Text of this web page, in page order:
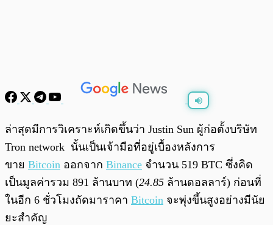
พร้อมเล่น 0:00 / 0:00
ล่าสุดมีการวิเคราะห์เกิดขึ้นว่า Justin Sun ผู้ก่อตั้งบริษัท
Tron network นั้นเป็นเจ้ามือที่อยู่เบื้องหลังการ
ขาย Bitcoin ออกจาก Binance จำนวน 519 BTC ซึ่งคิด
เป็นมูลค่ารวม 891 ล้านบาท (24.85 ล้านดอลลาร์) ก่อนที่
ในอีก 6 ชั่วโมงถัดมาราคา Bitcoin จะพุ่งขึ้นสูงอย่างมีนัย
ยะสำคัญ